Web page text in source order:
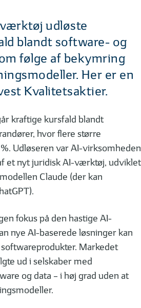
udløste
blandt software- og
følge af bekymring
Her er en
Kvalitetsaktier.
kraftige kursfald blandt
hvor flere større
Udløseren var AI-virksomheden
et nyt juridisk AI-værktøj, udviklet
Claude (der kan
fokus på den hastige AI-
nye AI-baserede løsninger kan
Markedet
ud i selskaber med
og data – i høj grad uden at